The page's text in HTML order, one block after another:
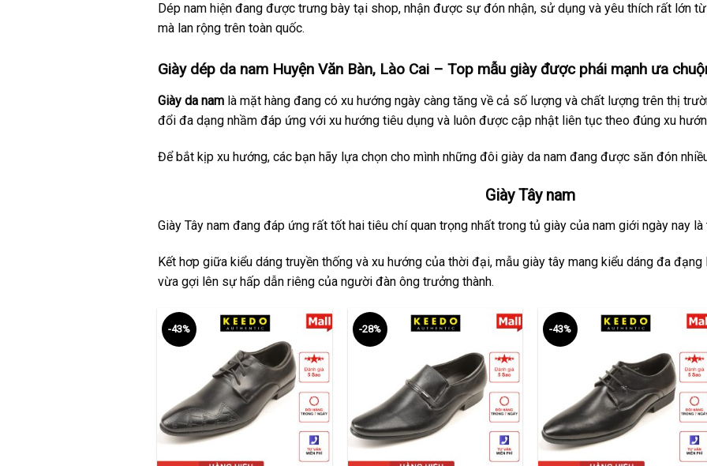
Dép nam hiện đang được trưng bày tại shop, nhận được sự đón nhận, sử dụng và yêu thích rất lớn
mà lan rộng trên toàn quốc.
Giày dép da nam Huyện Văn Bàn, Lào Cai – Top mẫu giày được phái mạnh ưa
Giày da namlà mặt hàng đang có xu hướng ngày càng tăng về cả số lượng và chất lượng trên thị
đổi đa dạng nhầm đáp ứng với xu hướng tiêu dụng và luôn được cập nhật liên tục theo đúng xu
Để bắt kịp xu hướng, các bạn hãy lựa chọn cho mình những đôi giày da nam đang được săn đón
Giày Tây nam
Giày Tây namđang đáp ứng rất tốt hai tiêu chí quan trọng nhất trong tủ giày của nam giới ngày nay là
Kết hơp giữa kiểu dáng truyền thống và xu hướng của thời đại, mẫu giày tây mang kiểu dáng đa
vừa gợi lên sự hấp dẫn riêng của người đàn ông trưởng thành.
-43% -28% -43%